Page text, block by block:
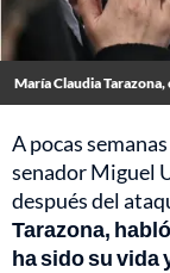
María Claudia
A pocas
senador Miguel
después del
Tarazona,
ha sido su vida